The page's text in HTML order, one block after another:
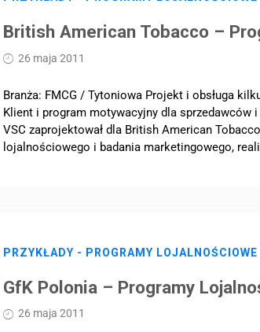
British American Tobacco –
26 maja 2011
Branża: FMCG / Tytoniowa Projekt i obsługa
Klient i program motywacyjny dla sprzedawców
VSC zaprojektował dla British American
lojalnościowego i badania marketingowego,
PRZYKŁADY - PROGRAMY LOJALNOŚCIOWE
GfK Polonia – Programy
26 maja 2011